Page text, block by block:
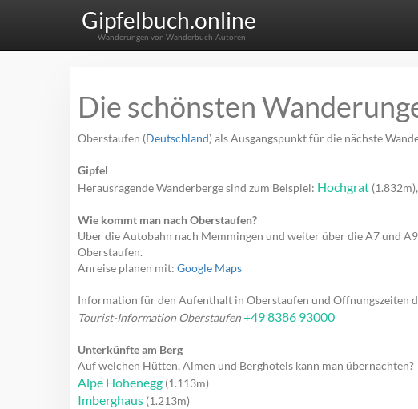
Gipfelbuch.online
Wanderungen von Wanderbuch-Autoren
Die schönsten
Oberstaufen (Deutschland) als Ausgangspunkt für die nächste
Gipfel
Herausragende Wanderberge sind zum Beispiel: Hochgrat (1.832m),
Wie kommt man nach Oberstaufen?
Über die Autobahn nach Memmingen und weiter über die A7 und
Oberstaufen.
Anreise planen mit: Google Maps
Information für den Aufenthalt in Oberstaufen und Öffnungszeiten
Tourist-Information Oberstaufen+49 8386 93000
Unterkünfte am Berg
Auf welchen Hütten, Almen und Berghotels kann man übernachten?
Alpe Hohenegg (1.113m)
Imberghaus (1.213m)